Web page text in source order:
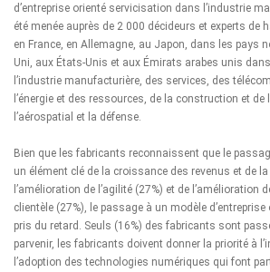
d’entreprise orienté servicisation dans l’industrie
été menée auprès de 2 000 décideurs et experts de
en France, en Allemagne, au Japon, dans les pays
Uni, aux États-Unis et aux Émirats arabes unis
l’industrie manufacturière, des services, des
l’énergie et des ressources, de la construction et de
l’aérospatial et la défense.
Bien que les fabricants reconnaissent que le
un élément clé de la croissance des revenus et de
l’amélioration de l’agilité (27%) et de l’amélioration
clientèle (27%), le passage à un modèle
pris du retard. Seuls (16%) des fabricants sont
parvenir, les fabricants doivent donner la priorité à
l’adoption des technologies numériques qui font